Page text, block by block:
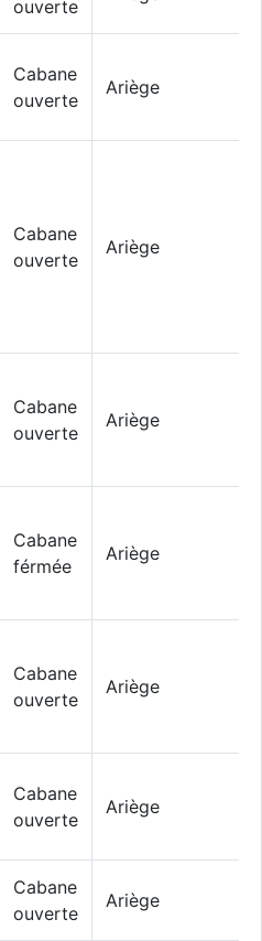
ouverte
Cabane
ouverte
Ariège
Cabane
ouverte
Ariège
Cabane
ouverte
Ariège
Cabane
férmée
Ariège
Cabane
ouverte
Ariège
Cabane
ouverte
Ariège
Cabane
ouverte
Ariège